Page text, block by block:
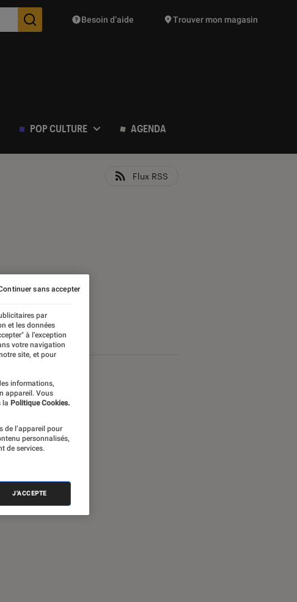
Des suggestions de produits vont vous être proposées
Besoin d’aide Trouver mon magasin
POP CULTURE AGENDA
Flux RSS
par
et les données
à l’exception
votre navigation
site, et pour
informations,
appareil. Vous
la Politique Cookies.
de l’appareil pour
personnalisés,
de services.
J'ACCEPTE
sans accepter